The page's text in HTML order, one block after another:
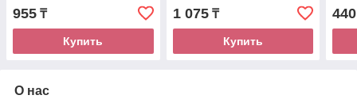
955 ₸
Купить
1 075₸
Купить
440
О нас